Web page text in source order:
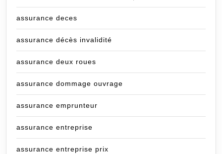
assurance deces
assurance décès invalidité
assurance deux roues
assurance dommage ouvrage
assurance emprunteur
assurance entreprise
assurance entreprise prix